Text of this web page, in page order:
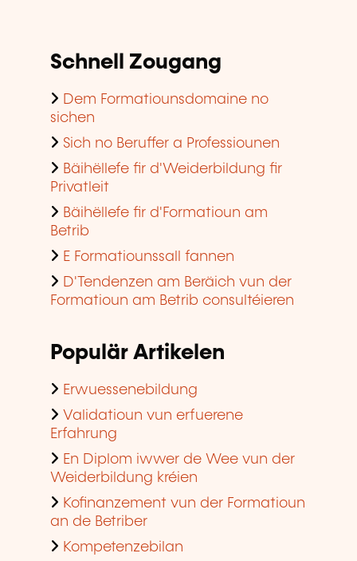
Schnell Zougang
Dem Formatiounsdomaine no
sichen
Sich no Beruffer a Professiounen
Bäihëllefe fir d'Weiderbildung fir
Privatleit
Bäihëllefe fir d'Formatioun am
Betrib
E Formatiounssall fannen
D'Tendenzen am Beräich vun der
Formatioun am Betrib consultéieren
Populär Artikelen
Erwuessenebildung
Validatioun vun erfuerene
Erfahrung
En Diplom iwwer de Wee vun der
Weiderbildung kréien
Kofinanzement vun der Formatioun
an de Betriber
Kompetenzebilan